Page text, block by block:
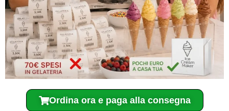
Ordina ora e paga alla consegna